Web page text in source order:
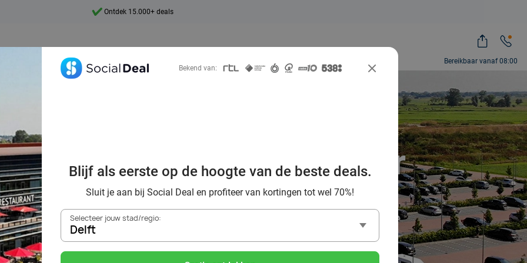
Bereikbaar vanaf 08:00
Ontdek 15.000+ deals
kwaliteit van het Van der
Valk hotel
Bekend van:
Blijf als eerste op de hoogte van de beste deals.
Sluit je aan bij Social Deal en profiteer van kortingen tot wel 70%!
Selecteer jouw stad/regio:
Delft